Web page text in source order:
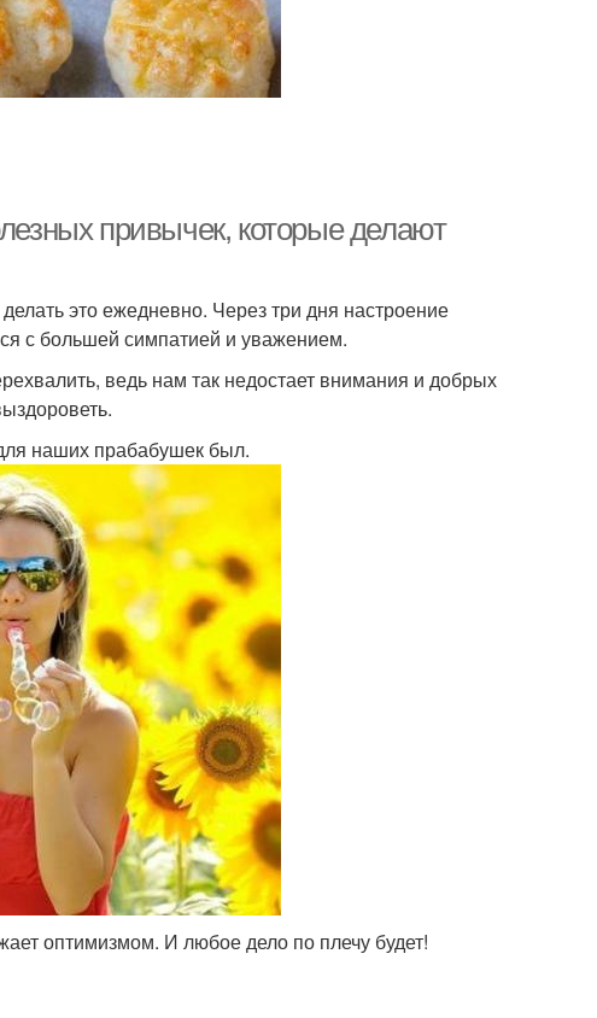
привычек, которые делают
это ежедневно. Через три дня настроение
с большей симпатией и уважением.
ведь нам так недостает внимания и добрых
наших прабабушек был.
оптимизмом. И любое дело по плечу будет!